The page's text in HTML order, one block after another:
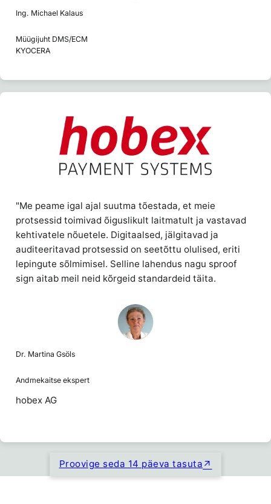
Ing. Michael Kalaus
Müügijuht DMS/ECM
KYOCERA
"Me peame igal ajal suutma tõestada, et meie
protsessid toimivad õiguslikult laitmatult ja vastavad
kehtivatele nõuetele. Digitaalsed, jälgitavad ja
auditeeritavad protsessid on seetõttu olulised, eriti
lepingute sõlmimisel. Selline lahendus nagu sproof
sign aitab meil neid kõrgeid standardeid täita.
Dr. Martina Gsöls
Andmekaitse ekspert
hobex AG
Proovige seda 14 päeva tasuta